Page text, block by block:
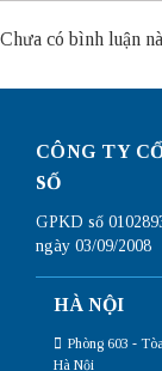
Chưa có bình luận
CÔNG TY
SỐ
GPKD số
ngày 03/09/2008
HÀ NỘI
Phòng 603 -
Hà Nội